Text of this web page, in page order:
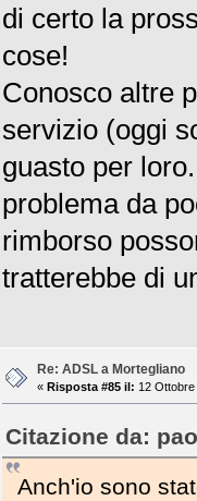
di certo la
cose!
Conosco altre
servizio (oggi
guasto per
problema da
rimborso
tratterebbe di
Re: ADSL a Mortegliano
« Risposta #85 il: 12
Citazione da:
Anch'io sono